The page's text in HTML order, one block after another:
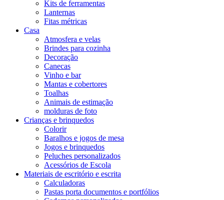
Kits de ferramentas
Lanternas
Fitas métricas
Casa
Atmosfera e velas
Brindes para cozinha
Decoração
Canecas
Vinho e bar
Mantas e cobertores
Toalhas
Animais de estimação
molduras de foto
Crianças e brinquedos
Colorir
Baralhos e jogos de mesa
Jogos e brinquedos
Peluches personalizados
Acessórios de Escola
Materiais de escritório e escrita
Calculadoras
Pastas porta documentos e portfólios